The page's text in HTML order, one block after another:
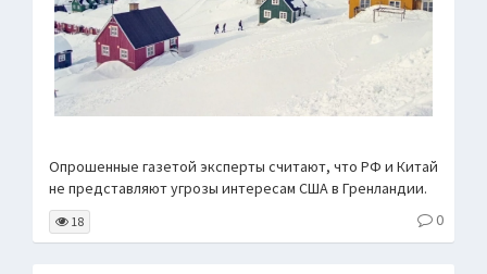
Опрошенные газетой эксперты считают, что РФ и Китай
не представляют угрозы интересам США в Гренландии.
18 0